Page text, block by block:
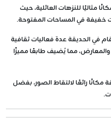
مثاليًا للنزهات العائلية، حيث
خفيفة في المساحات المفتوحة.
في الحديقة عدة فعاليات ثقافية
مما يُضيف طابعًا مميزًا
مكانًا رائعًا لالتقاط الصور، بفضل